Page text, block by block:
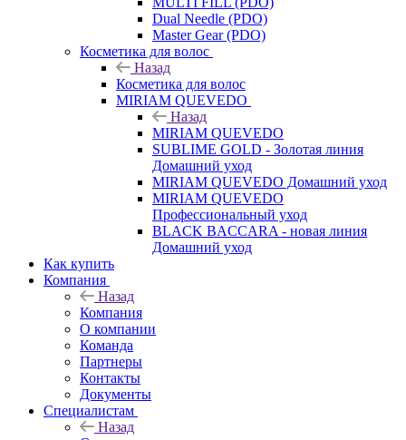
Dual Needle (PDO)
Master Gear (PDO)
Косметика для волос
Назад
Косметика для волос
MIRIAM QUEVEDO
Назад
MIRIAM QUEVEDO
SUBLIME GOLD - Золотая линия
Домашний уход
MIRIAM QUEVEDO Домашний уход
MIRIAM QUEVEDO
Профессиональный уход
BLACK BACCARA - новая линия
Домашний уход
Как купить
Компания
Назад
Компания
О компании
Команда
Партнеры
Контакты
Документы
Специалистам
Назад